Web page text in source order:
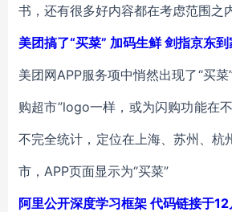
书，还有很多好内容都在考虑范围之内
美团搞了“买菜” 加码生鲜 剑指京东到
美团网APP服务项中悄然出现了“买菜
购超市”logo一样，或为闪购功能在
不完全统计，定位在上海、苏州、杭
市，APP页面显示为“买菜”
阿里公开深度学习框架 代码链接于